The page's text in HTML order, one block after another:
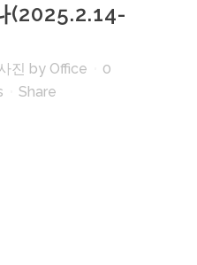
(2025.2.14-
진 by Office
0
Share